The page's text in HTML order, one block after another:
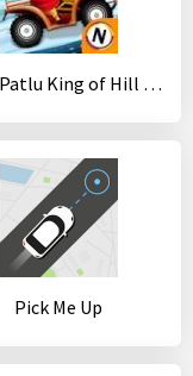
Motu Patlu King of Hill Racing
Pick Me Up